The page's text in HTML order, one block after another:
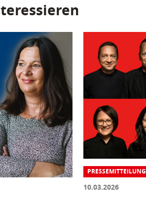
PRESSEMITTEILUNG
10.03.2026